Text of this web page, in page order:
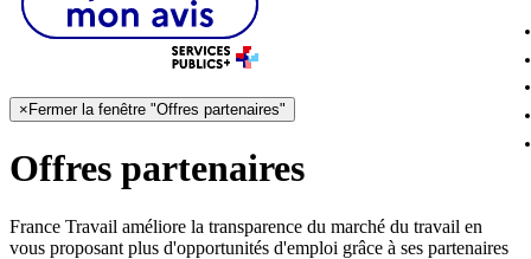
× Fermer la fenêtre "Offres partenaires"
Offres partenaires
France Travail améliore la transparence du marché du travail en
vous proposant plus d'opportunités d'emploi grâce à ses partenaires